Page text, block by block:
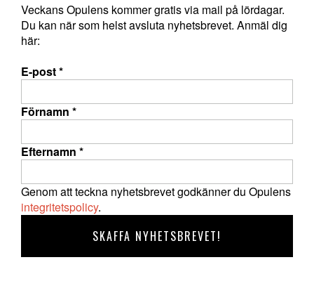
Veckans Opulens kommer gratis via mail på lördagar.
Du kan när som helst avsluta nyhetsbrevet. Anmäl dig
här:
E-post*
Förnamn *
Efternamn *
Genom att teckna nyhetsbrevet godkänner du Opulens
integritetspolicy.